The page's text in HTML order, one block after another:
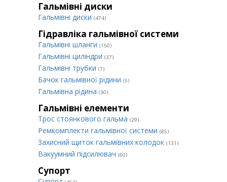
Гальмівні диски
Гальмівні диски (474)
Гідравліка гальмівної системи
Гальмівні шланги (150)
Гальмівні циліндри (37)
Гальмівні трубки (7)
Бачок гальмівної рідини (5)
Гальмівна рідина (30)
Гальмівні елементи
Трос стоянкового гальма (29)
Ремкомплекти гальмівної системи (85)
Захисний щиток гальмівних колодок (131)
Вакуумний підсилювач (60)
Супорт